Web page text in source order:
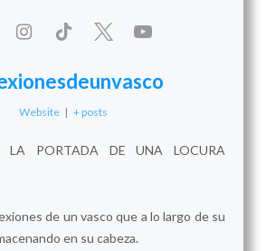
Website | + posts
LA PORTADA DE UNA LOCURA
de un vasco que a lo largo de su
en su cabeza.